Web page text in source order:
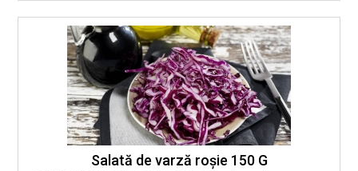
Salată de varză roşie 150 G